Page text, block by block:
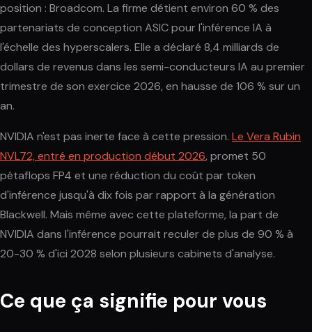
position : Broadcom. La firme détient environ 60 % des
partenariats de conception ASIC pour l'inférence IA à
l'échelle des hyperscalers. Elle a déclaré 8,4 milliards de
dollars de revenus dans les semi-conducteurs IA au premier
trimestre de son exercice 2026, en hausse de 106 % sur un
an.
NVIDIA n'est pas inerte face à cette pression. Le Vera Rubin
NVL72, entré en production début 2026, promet 50
pétaflops FP4 et une réduction du coût par token
d'inférence jusqu'à dix fois par rapport à la génération
Blackwell. Mais même avec cette plateforme, la part de
NVIDIA dans l'inférence pourrait reculer de plus de 90 % à
20-30 % d'ici 2028 selon plusieurs cabinets d'analyse.
Ce que ça signifie pour vous